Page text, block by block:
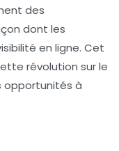
des
dont les
en ligne. Cet
révolution sur le
opportunités à